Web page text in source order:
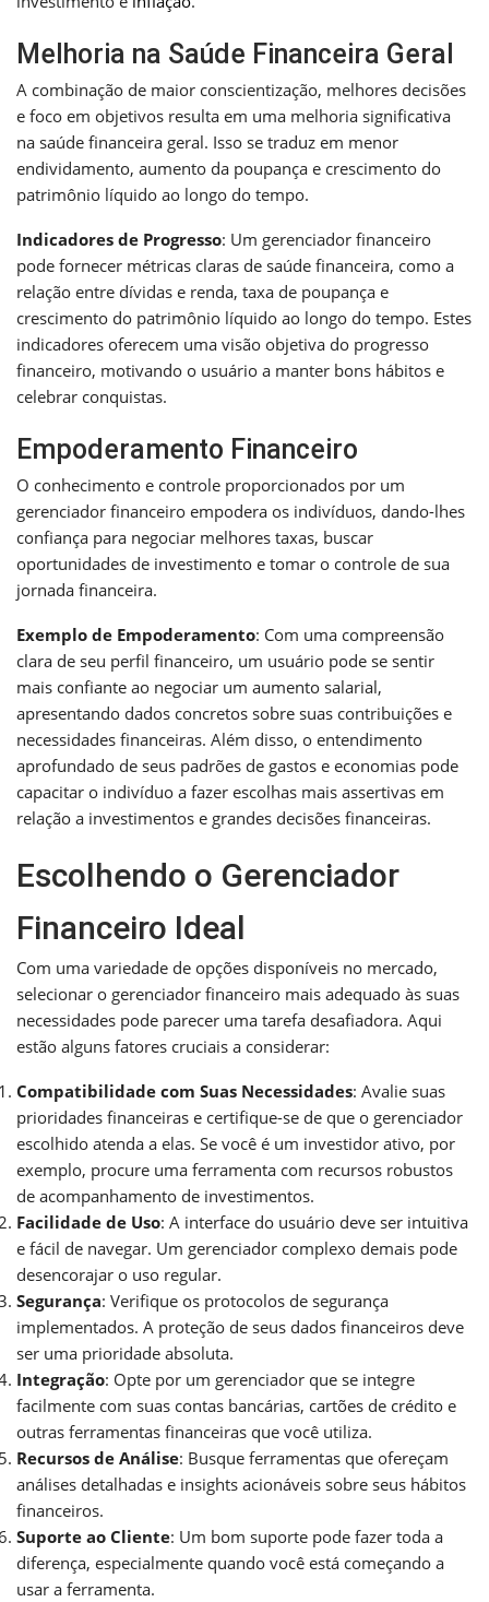
Melhoria na Saúde Financeira Geral
A combinação de maior conscientização, melhores decisões
e foco em objetivos resulta em uma melhoria significativa
na saúde financeira geral. Isso se traduz em menor
endividamento, aumento da poupança e crescimento do
patrimônio líquido ao longo do tempo.
Indicadores de Progresso: Um gerenciador financeiro
pode fornecer métricas claras de saúde financeira, como a
relação entre dívidas e renda, taxa de poupança e
crescimento do patrimônio líquido ao longo do tempo. Estes
indicadores oferecem uma visão objetiva do progresso
financeiro, motivando o usuário a manter bons hábitos e
celebrar conquistas.
Empoderamento Financeiro
O conhecimento e controle proporcionados por um
gerenciador financeiro empodera os indivíduos, dando-lhes
confiança para negociar melhores taxas, buscar
oportunidades de investimento e tomar o controle de sua
jornada financeira.
Exemplo de Empoderamento: Com uma compreensão
clara de seu perfil financeiro, um usuário pode se sentir
mais confiante ao negociar um aumento salarial,
apresentando dados concretos sobre suas contribuições e
necessidades financeiras. Além disso, o entendimento
aprofundado de seus padrões de gastos e economias pode
capacitar o indivíduo a fazer escolhas mais assertivas em
relação a investimentos e grandes decisões financeiras.
Escolhendo o Gerenciador
Financeiro Ideal
Com uma variedade de opções disponíveis no mercado,
selecionar o gerenciador financeiro mais adequado às suas
necessidades pode parecer uma tarefa desafiadora. Aqui
estão alguns fatores cruciais a considerar:
Compatibilidade com Suas Necessidades: Avalie suas
prioridades financeiras e certifique-se de que o gerenciador
escolhido atenda a elas. Se você é um investidor ativo, por
exemplo, procure uma ferramenta com recursos robustos
de acompanhamento de investimentos.
Facilidade de Uso: A interface do usuário deve ser intuitiva
e fácil de navegar. Um gerenciador complexo demais pode
desencorajar o uso regular.
Segurança: Verifique os protocolos de segurança
implementados. A proteção de seus dados financeiros deve
ser uma prioridade absoluta.
Integração: Opte por um gerenciador que se integre
facilmente com suas contas bancárias, cartões de crédito e
outras ferramentas financeiras que você utiliza.
Recursos de Análise: Busque ferramentas que ofereçam
análises detalhadas e insights acionáveis sobre seus hábitos
financeiros.
Suporte ao Cliente: Um bom suporte pode fazer toda a
diferença, especialmente quando você está começando a
usar a ferramenta.